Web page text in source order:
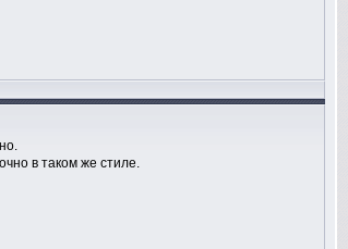
в таком же стиле.